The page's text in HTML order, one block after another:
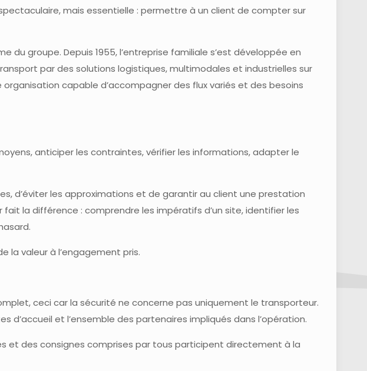
mais essentielle : permettre à un client de compter sur
du groupe. Depuis 1955, l’entreprise familiale s’est développée en
par des solutions logistiques, multimodales et industrielles sur
capable d’accompagner des flux variés et des besoins
anticiper les contraintes, vérifier les informations, adapter le
d’éviter les approximations et de garantir au client une prestation
la différence : comprendre les impératifs d’un site, identifier les
la valeur à l’engagement pris.
ceci car la sécurité ne concerne pas uniquement le transporteur.
d’accueil et l’ensemble des partenaires impliqués dans l’opération.
et des consignes comprises par tous participent directement à la